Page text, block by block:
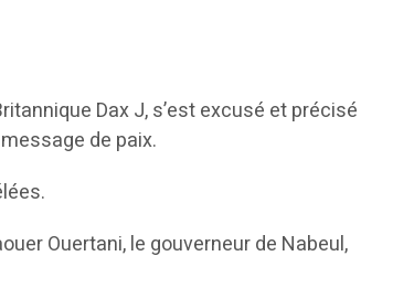
Dax J, s’est excusé et précisé
de paix.
Ouertani, le gouverneur de Nabeul,